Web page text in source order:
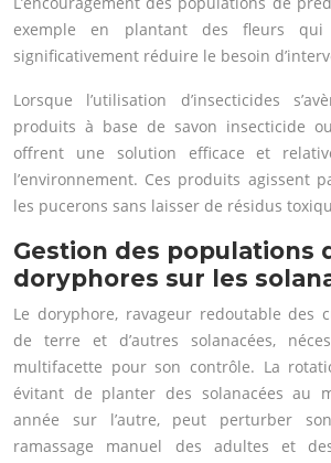
exemple en plantant des fleurs
significativement réduire le besoin
Lorsque l’utilisation d’insecticides
produits à base de savon insecticide
offrent une solution efficace et
l’environnement. Ces produits agissent
les pucerons sans laisser de résidus
Gestion des populations
doryphores sur les
Le doryphore, ravageur redoutable des
de terre et d’autres solanacées,
multifacette pour son contrôle. La
évitant de planter des solanacées au
année sur l’autre, peut perturber
ramassage manuel des adultes et